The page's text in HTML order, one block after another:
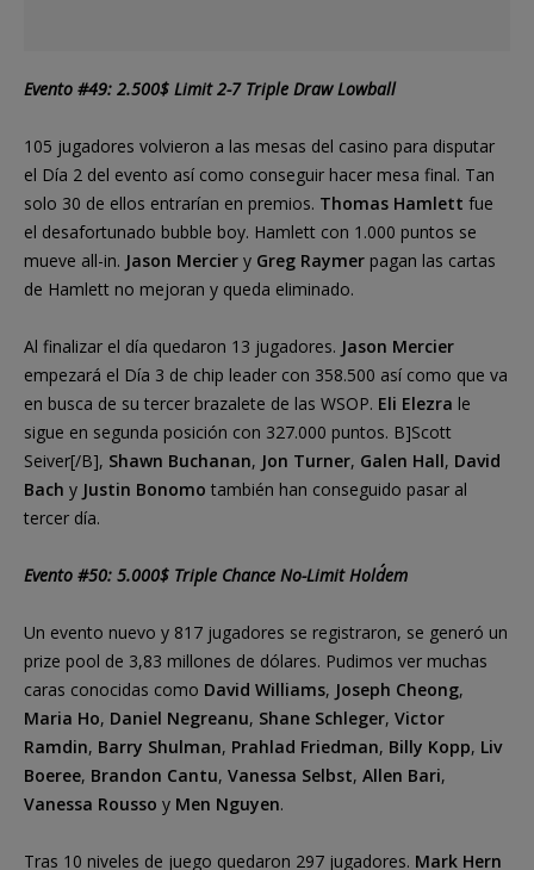
Evento #49: 2.500$ Limit 2-7 Triple Draw Lowball
105 jugadores volvieron a las mesas del casino para disputar
el Día 2 del evento así como conseguir hacer mesa final. Tan
solo 30 de ellos entrarían en premios. Thomas Hamlett fue
el desafortunado bubble boy. Hamlett con 1.000 puntos se
mueve all-in. Jason Mercier y Greg Raymer pagan las cartas
de Hamlett no mejoran y queda eliminado.
Al finalizar el día quedaron 13 jugadores. Jason Mercier
empezará el Día 3 de chip leader con 358.500 así como que va
en busca de su tercer brazalete de las WSOP. Eli Elezra le
sigue en segunda posición con 327.000 puntos. B]Scott
Seiver[/B], Shawn Buchanan, Jon Turner, Galen Hall, David
Bach y Justin Bonomo también han conseguido pasar al
tercer día.
Evento #50: 5.000$ Triple Chance No-Limit Hold´em
Un evento nuevo y 817 jugadores se registraron, se generó un
prize pool de 3,83 millones de dólares. Pudimos ver muchas
caras conocidas como David Williams, Joseph Cheong,
Maria Ho, Daniel Negreanu, Shane Schleger, Victor
Ramdin, Barry Shulman, Prahlad Friedman, Billy Kopp, Liv
Boeree, Brandon Cantu, Vanessa Selbst, Allen Bari,
Vanessa Rousso y Men Nguyen.
Tras 10 niveles de juego quedaron 297 jugadores. Mark Hern